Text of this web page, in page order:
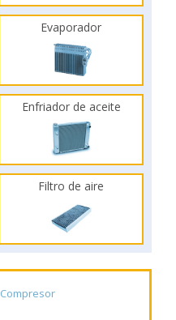
Evaporador
Enfriador de aceite
Filtro de aire
Compresor